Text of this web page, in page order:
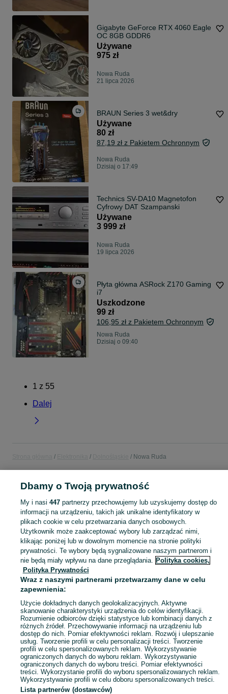
Gigabyte GeForce RTX 4060 Eagle
OC 8GB GDDR6
Używane
975 zł
Nowa Ruda
21 lipca 2026
BRAUN Series 3 wet&dry
Używane
80 zł
87,19 zł z Pakietem Ochronnym
Nowa Ruda
Dzisiaj o 17:49
Technics SV-DA10 Magnetofon
Cyfrowy DAT Szampanski
Używane
3 999 zł
Nowa Ruda
19 lipca 2026
Płyta główna ASRock Z170 Gaming
i7
Uszkodzone
99 zł
106,95 zł z Pakietem Ochronnym
Nowa Ruda
Dzisiaj o 09:40
1 z 55
Dalej
Nowa Ruda
ELEKTRONIKA
KATEGORIA
Zobacz
Mapa kategorii
Mapa miejscowości
Mapa ministron
Popularne wyszukiwania
Dbamy o Twoją prywatność
My i nasi 447partnerzy przechowujemy lub uzyskujemy dostęp do
informacji na urządzeniu, takich jak unikalne identyfikatory w
plikach cookie w celu przetwarzania danych osobowych.
Użytkownik może zaakceptować wybory lub zarządzać nimi,
klikając poniżej lub w dowolnym momencie na stronie polityki
prywatności. Te wybory będą sygnalizowane naszym partnerom i
nie będą miały wpływu na dane przeglądania. Polityka cookies,
Polityka Prywatności
Wraz z naszymi partnerami przetwarzamy dane w celu
zapewnienia:
Użycie dokładnych danych geolokalizacyjnych. Aktywne
skanowanie charakterystyki urządzenia do celów identyfikacji.
Rozumienie odbiorców dzięki statystyce lub kombinacji danych z
różnych źródeł. Przechowywanie informacji na urządzeniu lub
dostęp do nich. Pomiar efektywności reklam. Rozwój i ulepszanie
usług. Tworzenie profili w celu personalizacji treści. Tworzenie
profili w celu spersonalizowanych reklam. Wykorzystywanie
ograniczonych danych do wyboru reklam. Wykorzystywanie
ograniczonych danych do wyboru treści. Pomiar efektywności
treści. Wykorzystanie profili do wyboru spersonalizowanych reklam.
Wykorzystywanie profili w celu doboru spersonalizowanych treści.
Lista partnerów (dostawców)